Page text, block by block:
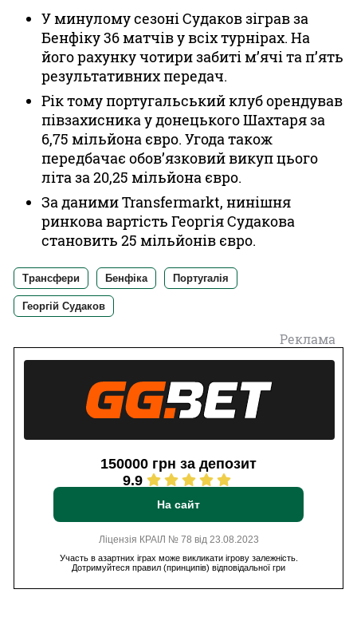
У минулому сезоні Судаков зіграв за
Бенфіку 36 матчів у всіх турнірах. На
його рахунку чотири забиті м’ячі та п’ять
результативних передач.
Рік тому португальський клуб орендував
півзахисника у донецького Шахтаря за
6,75 мільйона євро. Угода також
передбачає обов’язковий викуп цього
літа за 20,25 мільйона євро.
За даними Transfermarkt, нинішня
ринкова вартість Георгія Судакова
становить 25 мільйонів євро.
Трансфери Бенфіка Португалія
Георгій Судаков
Реклама
150000 грн за депозит
9.9
На сайт
Ліцензія КРАІЛ № 78 від 23.08.2023
Участь в азартних іграх може викликати ігрову залежність.
Дотримуйтеся правил (принципів) відповідальної гри